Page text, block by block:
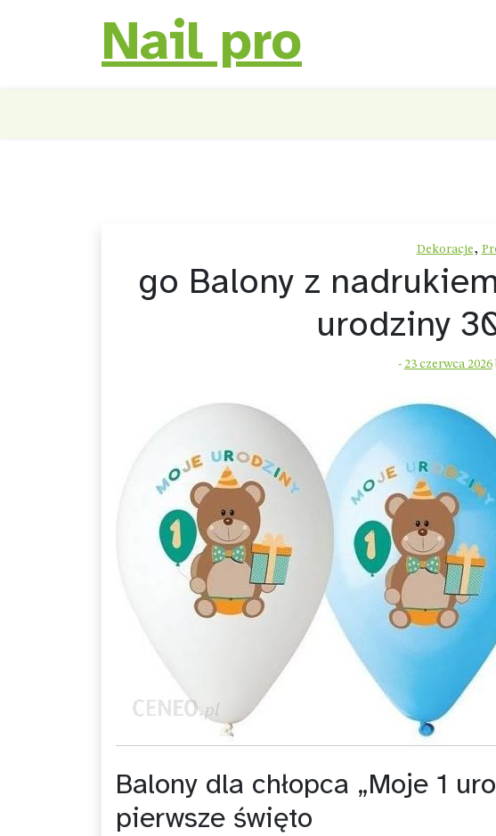
Nail pro
Dekoracje,
go Balony z
urodziny
- 23 czerwca 2026
Balony dla chłopca „Moje 1
pierwsze święto